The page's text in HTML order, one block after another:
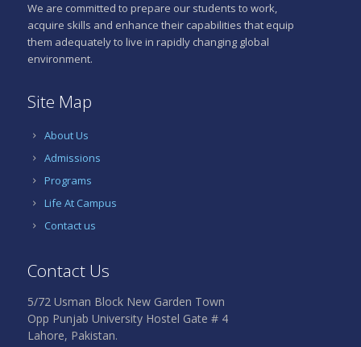
We are committed to prepare our students to work,
acquire skills and enhance their capabilities that equip
them adequately to live in rapidly changing global
environment.
Site Map
About Us
Admissions
Programs
Life At Campus
Contact us
Contact Us
5/72 Usman Block New Garden Town
Opp Punjab University Hostel Gate # 4
Lahore, Pakistan.